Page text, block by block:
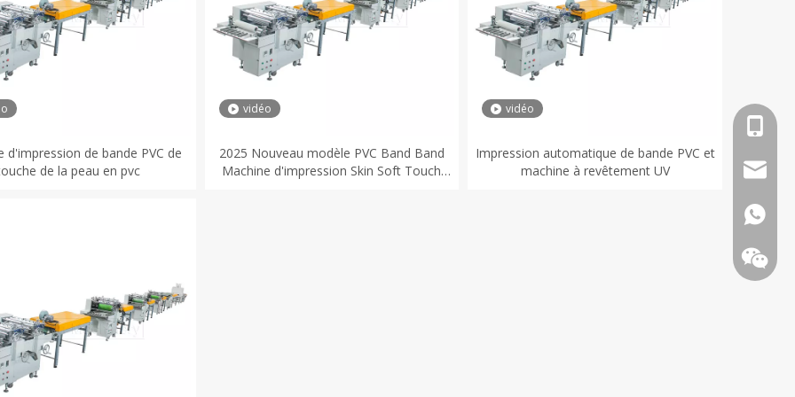
d'impression de bande PVC de
de la peau en pvc
vidéo
2025 Nouveau modèle PVC Band Band
Machine d'impression Skin Soft Touch
vidéo
Impression automatique de bande PVC et
machine à revêtement UV
+86-
+86-